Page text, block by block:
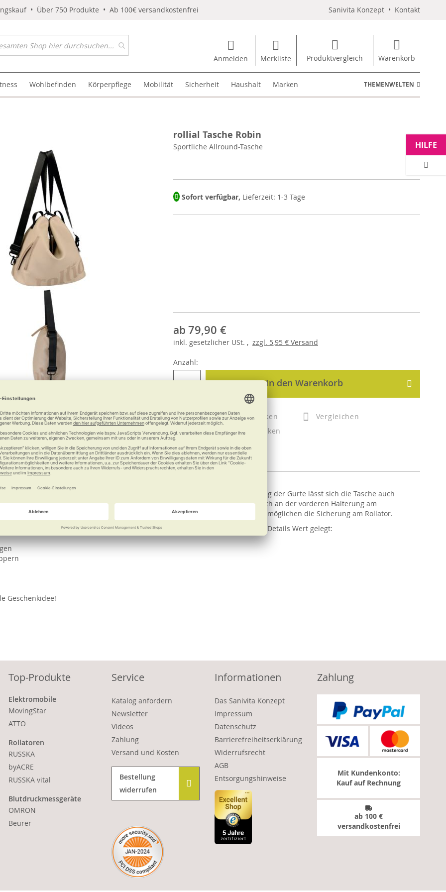
• Über 750 Produkte • Ab 100€ versandkostenfrei Sanivita Konzept • Kontakt
Anmelden Merkliste Produktvergleich Warenkorb
Wohlbefinden Körperpflege Mobilität Sicherheit Haushalt Marken THEMENWELTEN
rollial Tasche Robin
Sportliche Allround-Tasche
Sofort verfügbar, Lieferzeit: 1-3 Tage
ab 79,90 €
inkl. gesetzlicher USt. , zzgl. 5,95 € Versand
Anzahl:
In den Warenkorb
Merken
Vergleichen
Drucken
Weitere Informationen
tragen oder als Rollator-Tasche verwenden! Durch die intelligente Anordnung der Gurte lässt sich die Tasche auch
Tasche eignet sich für die meisten handelsüblichen Rollatoren und kann einfach an der vorderen Halterung am
Rollstuhls findet die Tasche bequem Platz. Zwei kleine, separate Gurte ermöglichen die Sicherung am Rollator.
und in warmen, kräftigen Farben erhältlich. Dabei wurde besonders auf die Details Wert gelegt:
Geschenkidee!
HILFE
Top-Produkte
Elektromobile
MovingStar
ATTO
Rollatoren
RUSSKA
byACRE
RUSSKA vital
Blutdruckmessgeräte
OMRON
Beurer
Service
Katalog anfordern
Newsletter
Videos
Zahlung
Versand und Kosten
Bestellung
widerrufen
Informationen
Das Sanivita Konzept
Impressum
Datenschutz
Barrierefreiheitserklärung
Widerrufsrecht
AGB
Entsorgungshinweise
Zahlung
Mit Kundenkonto:
Kauf auf Rechnung
ab 100 €
versandkostenfrei